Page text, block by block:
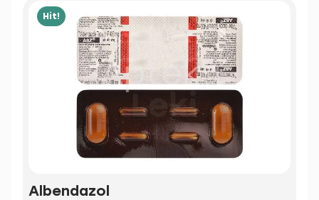
Hit!
Albendazol